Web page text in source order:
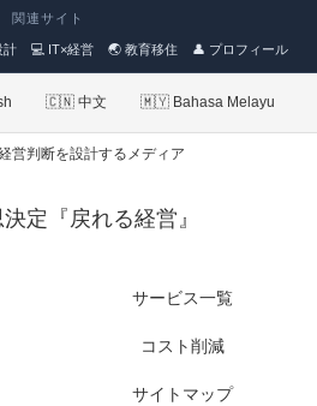
関連サイト
計 💻 IT×経営 🌏 教育移住 👤 プロフィール
🇨🇳 中文 🇲🇾 Bahasa Melayu
営判断を設計するメディア
定『戻れる経営』
サービス一覧
コスト削減
サイトマップ